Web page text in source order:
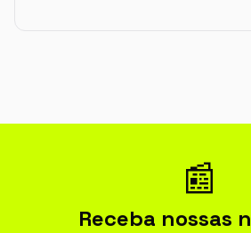
📰
Receba nossas